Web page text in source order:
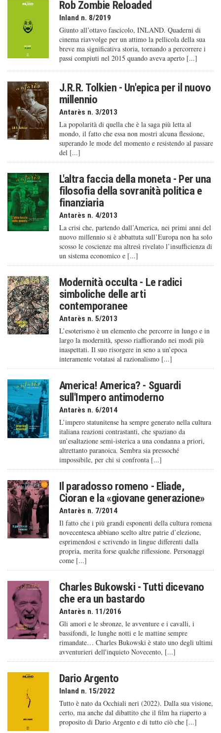
Rob Zombie Reloaded
Inland n. 8/2019
Giunto all’ottavo fascicolo, INLAND. Quaderni di
cinema riavvolge per un attimo la pellicola della sua
breve ma significativa storia, tornando a percorrere i
passi compiuti nel 2015 quando aveva aperto [...]
J.R.R. Tolkien - Un'epica per il nuovo
millennio
Antarès n. 3/2013
La popolarità di quella che è la saga più letta al
mondo, il fatto che essa non mostri alcuna flessione,
superando le mode del momento e resistendo al passare
del [...]
L'altra faccia della moneta - Per una
filosofia della sovranità politica e
finanziaria
Antarès n. 4/2013
La crisi che, partendo dall’America, nei primi anni del
nuovo millennio si è abbattuta sull’Europa non ha solo
scosso le coscienze ma altresì rivelato l’insufficienza di
un sistema economico e [...]
Modernità occulta - Le radici
simboliche delle arti
contemporanee
Antarès n. 5/2013
L’esoterismo è un elemento che percorre in lungo e in
largo la modernità, spesso riaffiorando nei modi più
inaspettati. Il suo risorgere in seno a un’epoca
interamente votatasi al razionalismo [...]
America! America? - Sguardi
sull'Impero antimoderno
Antarès n. 6/2014
L’impero statunitense ha sempre generato nella cultura
italiana reazioni contrastanti, che spaziano da
un’esaltazione semi-isterica a una condanna a priori,
altrettanto paranoica. Sembra sia pressoché
impossibile, per chi si confronta [...]
Il paradosso romeno - Eliade,
Cioran e la «giovane generazione»
Antarès n. 7/2014
Il fatto che i più grandi esponenti della cultura romena
novecentesca abbiano scelto altre patrie d’elezione,
esprimendosi e scrivendo in lingue differenti dalla
propria, merita forse qualche riflessione. Personaggi
come [...]
Charles Bukowski - Tutti dicevano
che era un bastardo
Antarès n. 11/2016
Gli amori e le sbronze, le avventure e i cavalli, i
bassifondi, le lunghe notti e le mattine sempre
rimandate… Charles Bukowski è stato uno degli ultimi
avventurieri dell'inquieto Novecento, [...]
Dario Argento
Inland n. 15/2022
Tutto è nato da Occhiali neri (2022). Dalla sua visione,
certo, ma anche dal dibattito che il film ha riaperto a
proposito di Dario Argento e di tutto ciò che [...]